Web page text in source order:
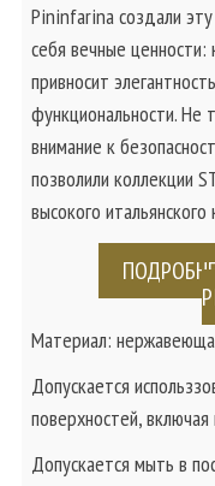
Pininfarina создали
себя вечные ценности:
привносит
функциональности. Не
внимание к
позволили коллекции
высокого итальянского
Материал:
Допускается
поверхностей,
Допускается мыть в